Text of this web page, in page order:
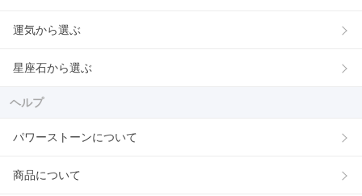
運気から選ぶ
星座石から選ぶ
ヘルプ
パワーストーンについて
商品について